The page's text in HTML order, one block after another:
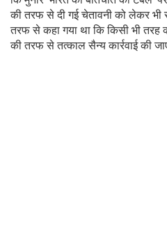
की तरफ से दी गई चेतावनी को लेकर भी
तरफ से कहा गया था कि किसी भी तरह
की तरफ से तत्काल सैन्य कार्रवाई की